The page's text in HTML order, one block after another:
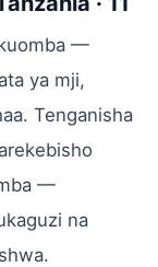
—
ya mji,
Tenganisha
—
na